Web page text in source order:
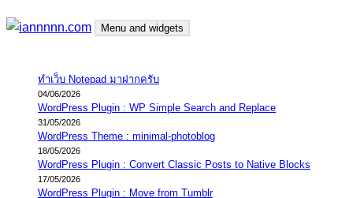
Skip
Menu and widgets
ทำเว็บ Notepad มาฝากครับ
04/06/2026
WordPress Plugin : WP Simple Search and Replace
31/05/2026
WordPress Theme : minimal-photoblog
18/05/2026
WordPress Plugin : Convert Classic Posts to Native Blocks
17/05/2026
WordPress Plugin : Move from Tumblr